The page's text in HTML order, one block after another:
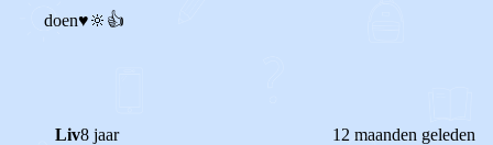
doen♥️🔆👍
Liv8 jaar 12 maanden geleden